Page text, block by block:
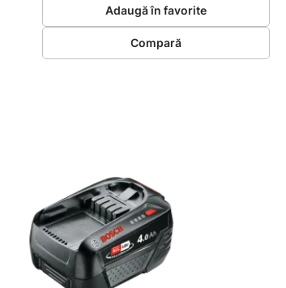
Adaugă în favorite
Compară